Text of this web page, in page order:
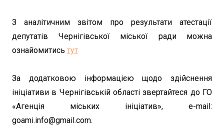
З аналітичним звітом про результати атестації
депутатів Чернігівської міської ради можна
ознайомитись тут
За додатковою інформацією щодо здійснення
ініціативи в Чернігівській області звертайтеся до ГО
«Агенція міських ініціатив», e-mail:
goami.info@gmail.com.